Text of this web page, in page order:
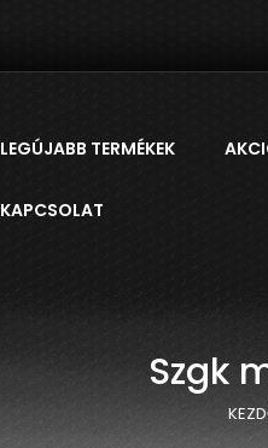
LEGÚJABB TERMÉKEK
KAPCSOLAT
Szgk